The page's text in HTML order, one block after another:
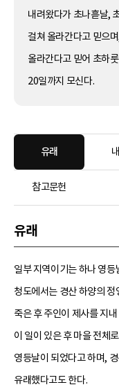
내려왔다가 초나흗날,
걸쳐 올라간다고 믿으
올라간다고 믿어 초하
20일까지 모신다.
유래
참고문헌
유래
일부 지역이기는 하나 영
청도에서는 경산 하양의
죽은 후 주인이 제사를 지
이 일이 있은 후 마을 전체
영등날이 되었다고 하며,
유래했다고도 한다.